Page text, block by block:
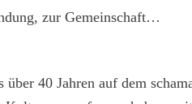
zur Gemeinschaft…
40 Jahren auf dem